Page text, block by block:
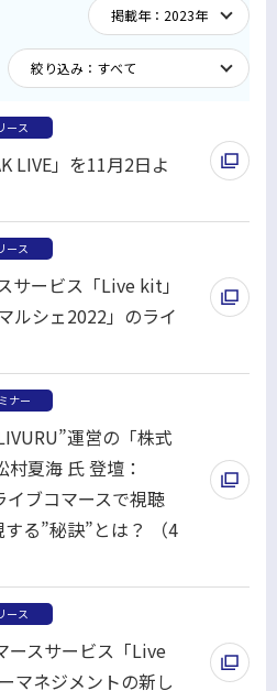
ース
LIVE」を11月2日よ
ース
サービス「Live kit」
ルシェ2022」のライ
ナー
運営の「株式
夏海 氏 登壇：
イブコマースで視聴
る”秘訣”とは？ （4
ース
ースサービス「Live
マネジメントの新し